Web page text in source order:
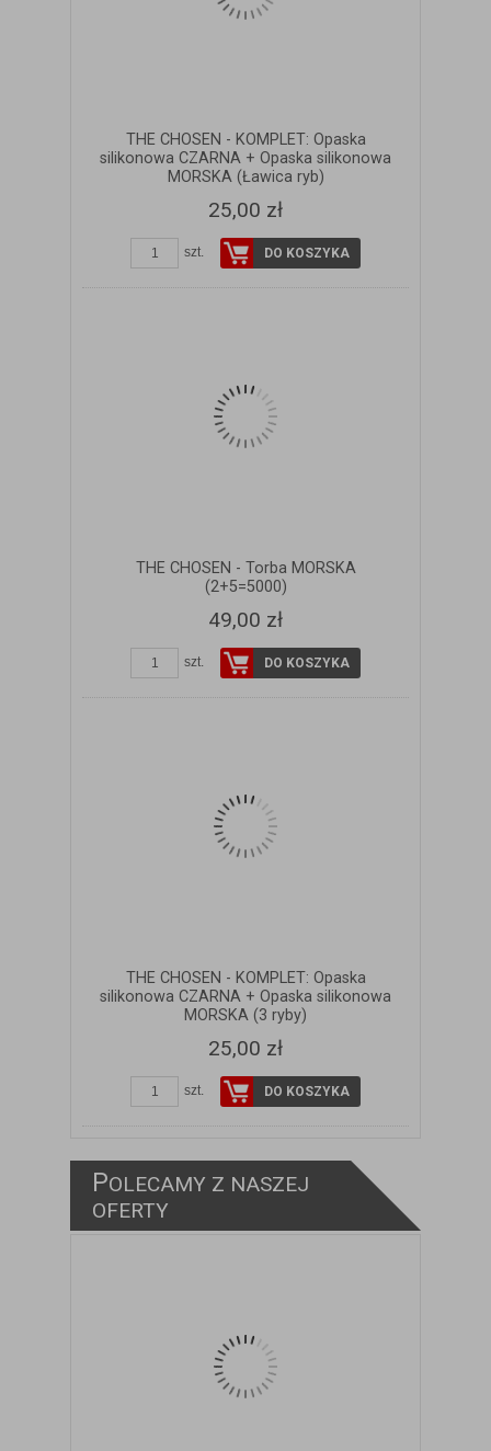
THE CHOSEN - KOMPLET: Opaska
silikonowa CZARNA + Opaska silikonowa
MORSKA (Ławica ryb)
25,00 zł
szt. DO KOSZYKA
THE CHOSEN - Torba MORSKA
(2+5=5000)
49,00 zł
szt. DO KOSZYKA
THE CHOSEN - KOMPLET: Opaska
silikonowa CZARNA + Opaska silikonowa
MORSKA (3 ryby)
25,00 zł
szt. DO KOSZYKA
POLECAMY Z NASZEJ
OFERTY
ZOBACZ SZCZEGÓŁY